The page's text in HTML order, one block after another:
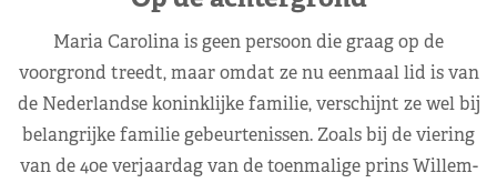
Maria Carolina is geen persoon die graag op de
voorgrond treedt, maar omdat ze nu eenmaal lid is van
de Nederlandse koninklijke familie, verschijnt ze wel bij
belangrijke familie gebeurtenissen. Zoals bij de viering
van de 40e verjaardag van de toenmalige prins Willem-